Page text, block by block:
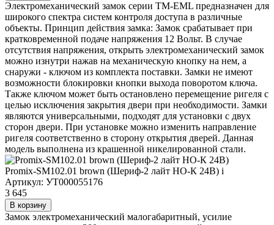
Электромеханический замок серии TM-EML предназначен для
широкого спектра систем контроля доступа в различные
объекты. Принцип действия замка: Замок срабатывает при
кратковременной подаче напряжения 12 Вольт. В случае
отсутствия напряжения, открыть электромеханический замок
можно изнутри нажав на механическую кнопку на нем, а
снаружи - ключом из комплекта поставки. Замки не имеют
возможности блокировки кнопки выхода поворотом ключа.
Также ключом может быть остановлено перемещение ригеля с
целью исключения закрытия двери при необходимости. Замки
являются универсальными, подходят для установки с двух
сторон двери. При установке можно изменить направление
ригеля соответственно в сторону открытия дверей. Данная
модель выполнена из крашенной никелированной стали.
Promix-SM102.01 brown (Шериф-2 лайт НО-К 24В) i
Артикул: УТ000055176
3 645
В корзину
Замок электромеханический малогабаритный, усилие